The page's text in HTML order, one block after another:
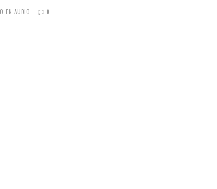
EN AUDIO 0